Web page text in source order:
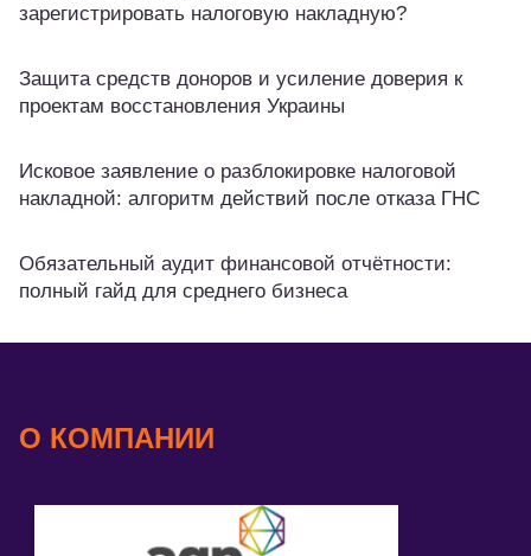
зарегистрировать налоговую накладную?
Защита средств доноров и усиление доверия к
проектам восстановления Украины
Исковое заявление о разблокировке налоговой
накладной: алгоритм действий после отказа ГНС
Обязательный аудит финансовой отчётности:
полный гайд для среднего бизнеса
О КОМПАНИИ